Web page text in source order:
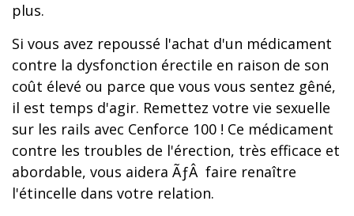
plus.
Si vous avez repoussé l'achat d'un médicament
contre la dysfonction érectile en raison de son
coût élevé ou parce que vous vous sentez gêné,
il est temps d'agir. Remettez votre vie sexuelle
sur les rails avec Cenforce 100 ! Ce médicament
contre les troubles de l'érection, très efficace et
abordable, vous aidera ÃƒÂ faire renaître
l'étincelle dans votre relation.